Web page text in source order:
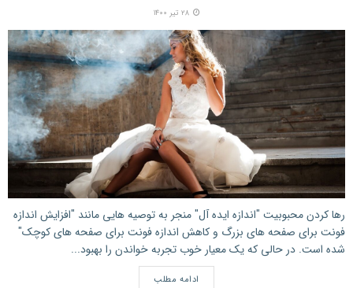
۲۸ تیر ۱۴۰۰
رها کردن محبوبیت "اندازه ایده آل" منجر به توصیه هایی مانند "افزایش اندازه
فونت برای صفحه های بزرگ و کاهش اندازه فونت برای صفحه های کوچک"
شده است. در حالی که یک معیار خوب تجربه خواندن را بهبود...
ادامه مطلب